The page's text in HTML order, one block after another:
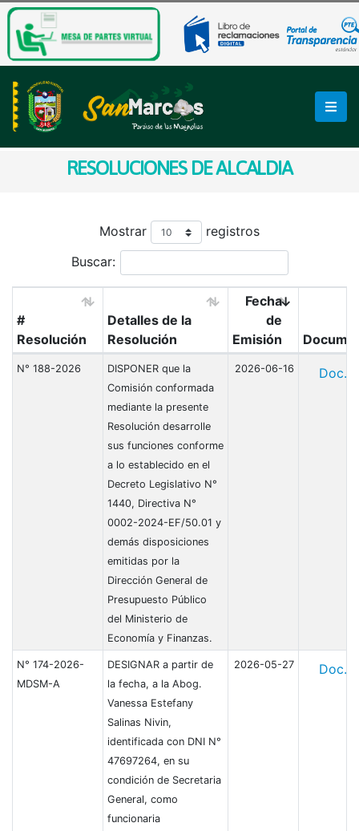
RESOLUCIONES DE ALCALDIA
Mostrar
registros
Buscar:
#
Resolución
Detalles de la
Resolución
Fecha
de
Emisión
N° 188-2026
DISPONER que la
Comisión conformada
mediante la presente
Resolución desarrolle
sus funciones conforme
a lo establecido en el
Decreto Legislativo N°
1440, Directiva N°
0002-2024-EF/50.01 y
demás disposiciones
emitidas por la
Dirección General de
Presupuesto Público
del Ministerio de
Economía y Finanzas.
2026-06-16 Doc.
N° 174-2026-
MDSM-A
DESIGNAR a partir de
la fecha, a la Abog.
Vanessa Estefany
Salinas Nivin,
identificada con DNI N°
47697264, en su
condición de Secretaria
General, como
funcionaria
2026-05-27 Doc.